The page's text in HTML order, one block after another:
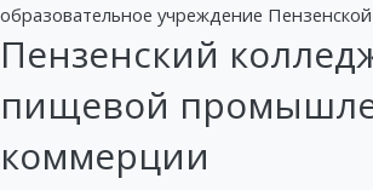
образовательное учреждение
Пензенский
пищевой
коммерции